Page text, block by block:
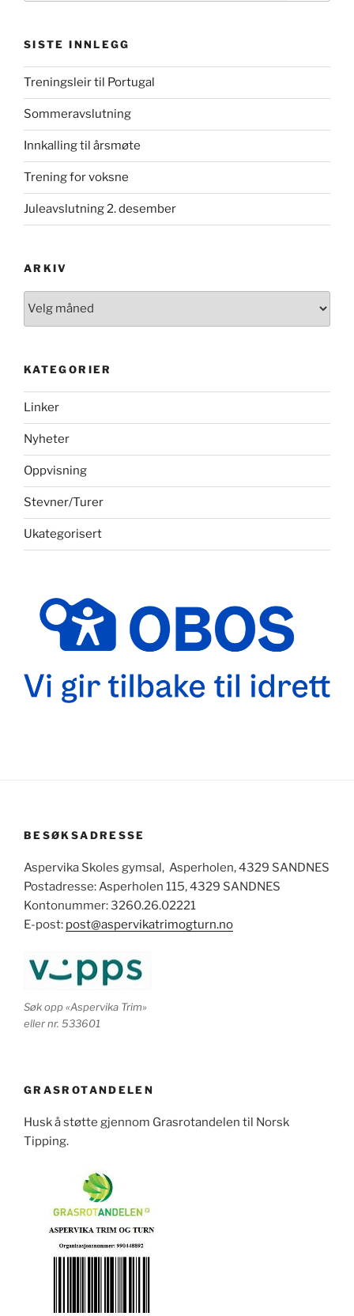
SISTE INNLEGG
Treningsleir til Portugal
Sommeravslutning
Innkalling til årsmøte
Trening for voksne
Juleavslutning 2. desember
ARKIV
KATEGORIER
Linker
Nyheter
Oppvisning
Stevner/Turer
Ukategorisert
BESØKSADRESSE
Aspervika Skoles gymsal, Asperholen, 4329 SANDNES
Postadresse: Asperholen 115, 4329 SANDNES
Kontonummer: 3260.26.02221
E-post: post@aspervikatrimogturn.no
Søk opp «Aspervika Trim»
eller nr. 533601
GRASROTANDELEN
Husk å støtte gjennom Grasrotandelen til Norsk
Tipping.